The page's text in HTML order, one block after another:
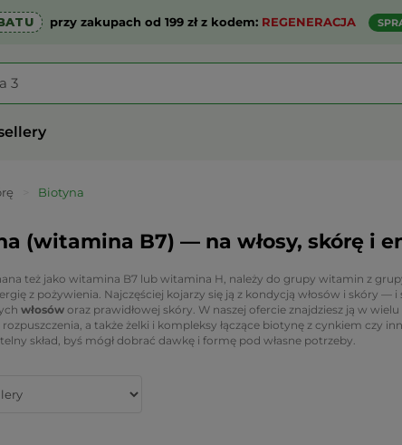
przy zakupach od 199 zł z kodem: REGENERACJA
Biotyna
(witamina B7) — na włosy, skórę i
też jako witamina B7 lub witamina H, należy do grupy witamin z
z pożywienia. Najczęściej kojarzy się ją z kondycją włosów i skóry —
włosóworaz prawidłowej skóry. W naszej ofercie znajdziesz ją w
rozpuszczenia, a także żelki i kompleksy łączące biotynę z cynkiem czy
skład, byś mógł dobrać dawkę i formę pod własne potrzeby.